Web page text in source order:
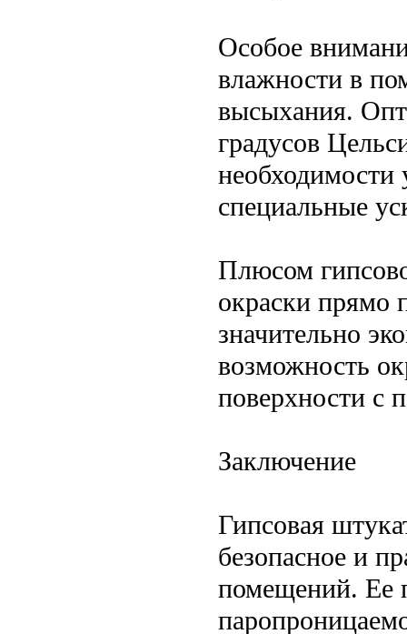
Особое
влажности в
высыхания.
градусов
необходимости
специальные
Плюсом
окраски прямо
значительно
возможность
поверхности с
Заключение
Гипсовая
безопасное и
помещений. Ее